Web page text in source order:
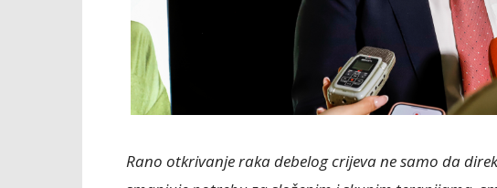
Rano otkrivanje raka debelog crijeva ne samo da